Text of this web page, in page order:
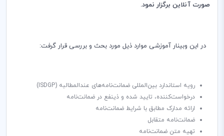
صورت آنلاین برگزار نمود.
در این وبینار آموزشی موارد ذیل مورد بحث و بررسی قرار گرفت:
رویه استاندارد بین‌المللی ضمانت‌نامه‌های عندالمطالبه (ISDGP
)
درخواست‌کننده، تایید شده و ذینفع در ضمانت‌نامه
ارائه مدارک مطابق با شرایط ضمانت­‌نامه
ضمانت‌­نامه متقابل
تهیه متن ضمانت‌نامه